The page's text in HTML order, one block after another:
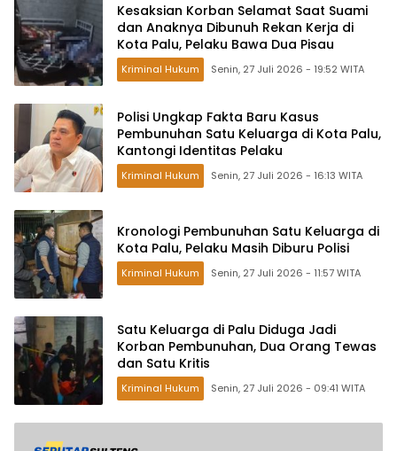
Kesaksian Korban Selamat Saat Suami
dan Anaknya Dibunuh Rekan Kerja di
Kota Palu, Pelaku Bawa Dua Pisau
Kriminal Hukum Senin, 27 Juli 2026 - 19:52 WITA
Polisi Ungkap Fakta Baru Kasus
Pembunuhan Satu Keluarga di Kota Palu,
Kantongi Identitas Pelaku
Kriminal Hukum Senin, 27 Juli 2026 - 16:13 WITA
Kronologi Pembunuhan Satu Keluarga di
Kota Palu, Pelaku Masih Diburu Polisi
Kriminal Hukum Senin, 27 Juli 2026 - 11:57 WITA
Satu Keluarga di Palu Diduga Jadi
Korban Pembunuhan, Dua Orang Tewas
dan Satu Kritis
Kriminal Hukum Senin, 27 Juli 2026 - 09:41 WITA